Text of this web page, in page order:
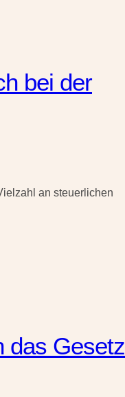
bei der
an steuerlichen
das Gesetz